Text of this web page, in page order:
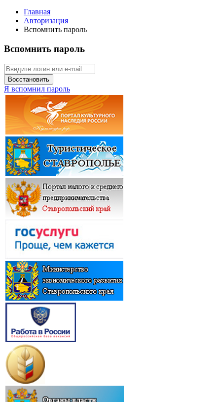
Главная
Авторизация
Вспомнить пароль
Вспомнить пароль
Восстановить
Я вспомнил пароль